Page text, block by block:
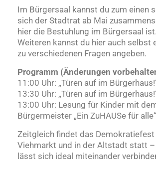
Im Bürgersaal kannst du zum einen
sich der Stadtrat ab Mai
hier die Bestuhlung im Bürgersaal
Weiteren kannst du hier auch selbst
zu verschiedenen Fragen angeben.
Programm (Änderungen
11:00 Uhr: „Türen auf im
13:30 Uhr: „Türen auf im
13:00 Uhr: Lesung für Kinder mit
Bürgermeister „Ein ZuHAUSe für alle“
Zeitgleich findet das Demokratiefest
Viehmarkt und in der Altstadt statt –
lässt sich ideal miteinander